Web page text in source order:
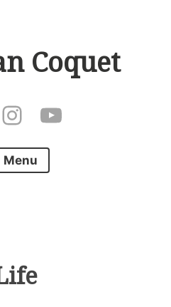
Coquet
Instagram
Play
Menu